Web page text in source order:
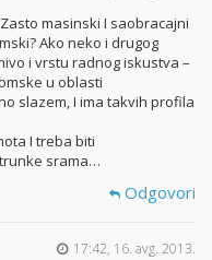
masinski I saobracajni
Ako neko i drugog
i vrstu radnog iskustva –
u oblasti
slazem, I ima takvih profila
I treba biti
srama…
Odgovori
17:42, 16. avg. 2013.